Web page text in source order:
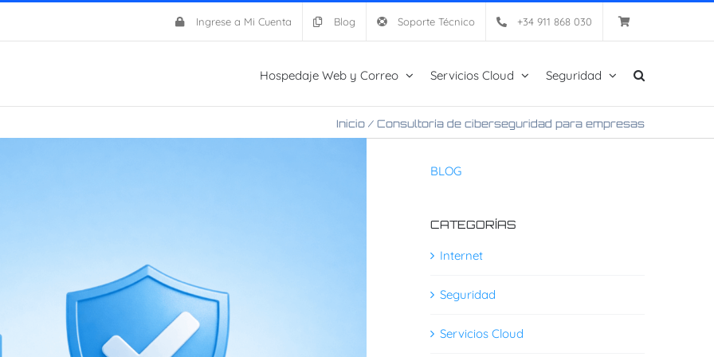
Ingrese a Mi Cuenta Blog Soporte Técnico +34 911 868 030
Hospedaje Web y Correo Servicios Cloud Seguridad
Inicio / Consultoría de ciberseguridad para empresas
BLOG
CATEGORÍAS
Internet
Seguridad
Servicios Cloud